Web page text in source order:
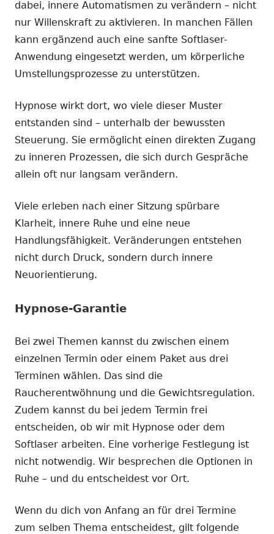
dabei, innere Automatismen zu verändern – nicht
nur Willenskraft zu aktivieren. In manchen Fällen
kann ergänzend auch eine sanfte Softlaser-
Anwendung eingesetzt werden, um körperliche
Umstellungsprozesse zu unterstützen.
Hypnose wirkt dort, wo viele dieser Muster
entstanden sind – unterhalb der bewussten
Steuerung. Sie ermöglicht einen direkten Zugang
zu inneren Prozessen, die sich durch Gespräche
allein oft nur langsam verändern.
Viele erleben nach einer Sitzung spürbare
Klarheit, innere Ruhe und eine neue
Handlungsfähigkeit. Veränderungen entstehen
nicht durch Druck, sondern durch innere
Neuorientierung.
Hypnose-Garantie
Bei zwei Themen kannst du zwischen einem
einzelnen Termin oder einem Paket aus drei
Terminen wählen. Das sind die
Raucherentwöhnung und die Gewichtsregulation.
Zudem kannst du bei jedem Termin frei
entscheiden, ob wir mit Hypnose oder dem
Softlaser arbeiten. Eine vorherige Festlegung ist
nicht notwendig. Wir besprechen die Optionen in
Ruhe – und du entscheidest vor Ort.
Wenn du dich von Anfang an für drei Termine
zum selben Thema entscheidest, gilt folgende